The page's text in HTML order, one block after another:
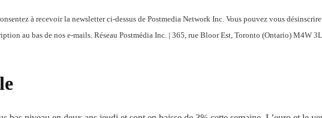
à recevoir la newsletter ci-dessus de Postmedia Network Inc. Vous pouvez vous désinscrire
au bas de nos e-mails. Réseau Postmédia Inc. | 365, rue Bloor Est, Toronto (Ontario) M4W